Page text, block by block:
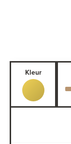
Kleur